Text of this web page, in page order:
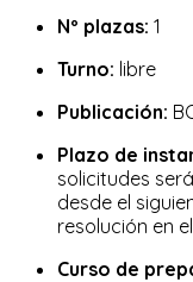
Nº plazas: 1
Turno: libre
Publicación:
Plazo de
solicitudes
desde el
resolución en
Curso de